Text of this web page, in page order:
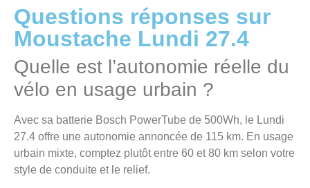
Questions réponses sur
Moustache Lundi 27.4
Quelle est l’autonomie réelle du
vélo en usage urbain ?
Avec sa batterie Bosch PowerTube de 500Wh, le Lundi
27.4 offre une autonomie annoncée de 115 km. En usage
urbain mixte, comptez plutôt entre 60 et 80 km selon votre
style de conduite et le relief.